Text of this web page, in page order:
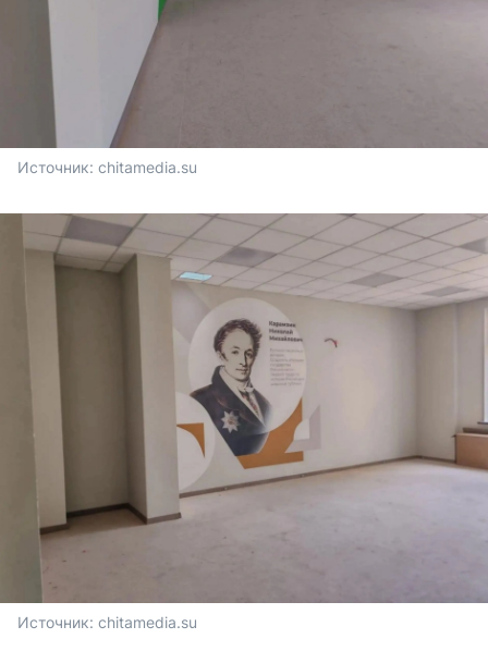
Источник: chitamedia.su
Источник: chitamedia.su